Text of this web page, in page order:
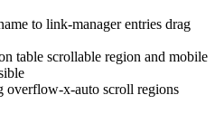
to link-manager entries drag
table scrollable region and mobile
overflow-x-auto scroll regions